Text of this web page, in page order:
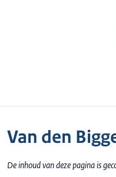
Van den
De inhoud van deze pagina is